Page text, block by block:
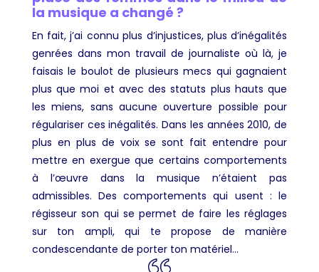
la musique a changé ?
En fait, j’ai connu plus d’injustices, plus d’inégalités
genrées dans mon travail de journaliste où là, je
faisais le boulot de plusieurs mecs qui gagnaient
plus que moi et avec des statuts plus hauts que
les miens, sans aucune ouverture possible pour
régulariser ces inégalités. Dans les années 2010, de
plus en plus de voix se sont fait entendre pour
mettre en exergue que certains comportements
à l’œuvre dans la musique n’étaient pas
admissibles. Des comportements qui usent : le
régisseur son qui se permet de faire les réglages
sur ton ampli, qui te propose de manière
condescendante de porter ton matériel…